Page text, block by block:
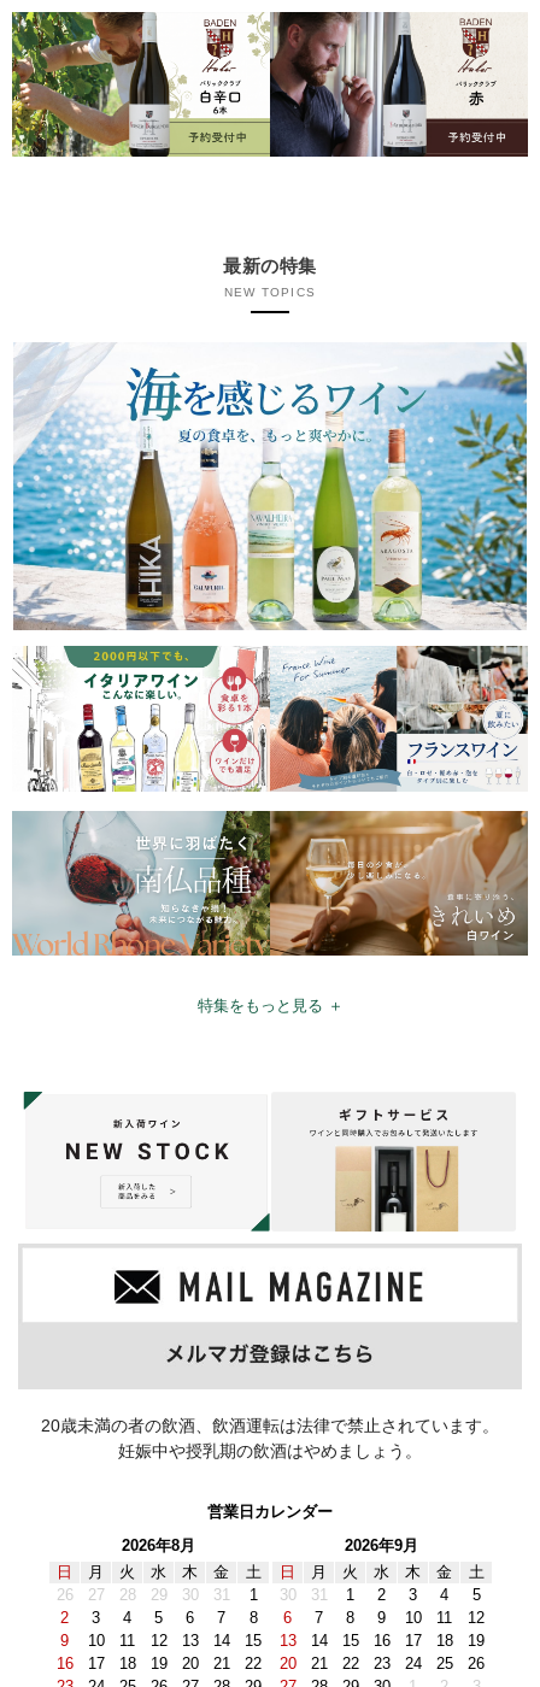
最新の特集
NEW TOPICS
特集をもっと見る ＋
20歳未満の者の飲酒、飲酒運転は法律で禁止されています。
妊娠中や授乳期の飲酒はやめましょう。
営業日カレンダー
2026年8月
日
月 火 水 木 金
土
26
27 28 29 30 31
1
2
3 4 5 6 7
8
9
10 11 12 13 14
15
16
17 18 19 20 21
22
2026年9月
日
月 火 水 木 金
土
30
31 1 2 3 4
5
6
7 8 9 10 11
12
13
14 15 16 17 18
19
20
21 22 23 24 25
26